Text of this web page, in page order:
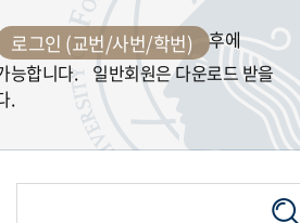
로그인 (교번/사번/학번)
후에
능합니다. 일반회원은 다운로드 받을
.